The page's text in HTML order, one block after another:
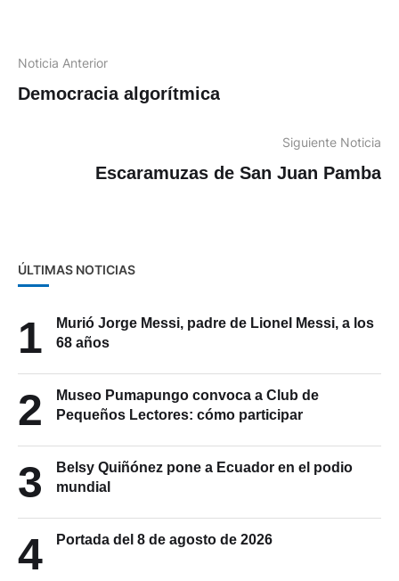
Noticia Anterior
Democracia algorítmica
Siguiente Noticia
Escaramuzas de San Juan Pamba
ÚLTIMAS NOTICIAS
1
Murió Jorge Messi, padre de Lionel Messi, a los
68 años
2
Museo Pumapungo convoca a Club de
Pequeños Lectores: cómo participar
3
Belsy Quiñónez pone a Ecuador en el podio
mundial
4 Portada del 8 de agosto de 2026